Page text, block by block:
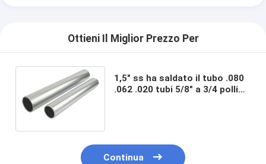
Ottieni Il Miglior Prezzo Per
1,5" ss ha saldato il tubo .080
.062 .020 tubi 5/8" a 3/4 pollici
Continua